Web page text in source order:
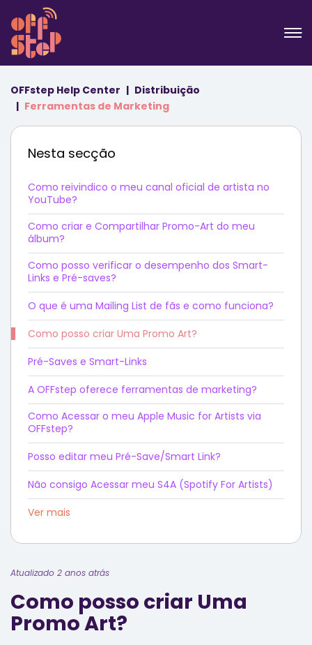
OFFstep Help Center
Distribuição
Ferramentas de Marketing
Nesta secção
Como reivindico o meu canal oficial de artista no
YouTube?
Como criar e Compartilhar Promo-Art do meu
álbum?
Como posso verificar o desempenho dos Smart-
Links e Pré-saves?
O que é uma Mailing List de fãs e como funciona?
Como posso criar Uma Promo Art?
Pré-Saves e Smart-Links
A OFFstep oferece ferramentas de marketing?
Como Acessar o meu Apple Music for Artists via
OFFstep?
Posso editar meu Pré-Save/Smart Link?
Não consigo Acessar meu S4A (Spotify For Artists)
Ver mais
Atualizado 2 anos atrás
Como posso criar Uma
Promo Art?